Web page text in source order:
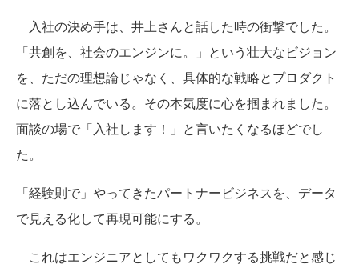
入社の決め手は、井上さんと話した時の衝撃でした。
「共創を、社会のエンジンに。」という壮大なビジョン
を、ただの理想論じゃなく、具体的な戦略とプロダクト
に落とし込んでいる。その本気度に心を掴まれました。
面談の場で「入社します！」と言いたくなるほどでし
た。
「経験則で」やってきたパートナービジネスを、データ
で見える化して再現可能にする。
これはエンジニアとしてもワクワクする挑戦だと感じ